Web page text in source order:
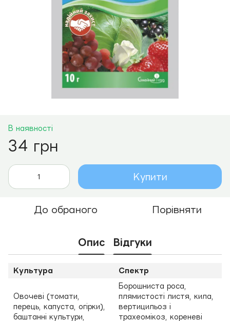
В наявності
34 грн
Купити
До обраного Порівняти
Опис Відгуки
Культура Спектр
Овочеві (томати,
перець, капуста, огірки),
баштанні культури,
Борошниста роса,
плямистості листя, кила,
вертицильоз і
трахеомікоз, кореневі